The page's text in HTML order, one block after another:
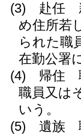
(3)
赴任
め住所若
られた職
在勤公署
(4)
帰住
職員又は
いう。
(5)
遺族